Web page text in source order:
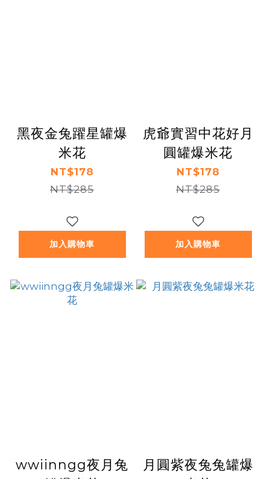
黑夜金兔躍星罐爆
米花
NT$178
NT$285
加入購物車
虎爺實習中花好月
圓罐爆米花
NT$178
NT$285
加入購物車
wwiinngg夜月兔
月圓紫夜兔兔罐爆